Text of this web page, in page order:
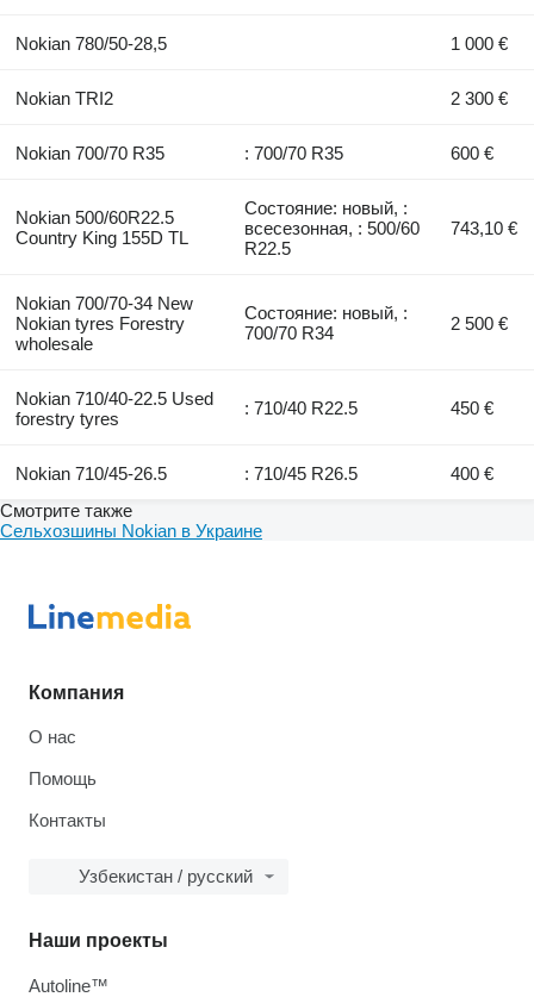
Nokian 780/50-28,5 1 000 €
Nokian TRI2 2 300 €
Nokian 700/70 R35 : 700/70 R35 600 €
Nokian 500/60R22.5
Country King 155D TL
Состояние: новый, :
всесезонная, : 500/60
R22.5
743,10 €
Nokian 700/70-34 New
Nokian tyres Forestry
wholesale
Состояние: новый, :
700/70 R34
2 500 €
Nokian 710/40-22.5 Used
forestry tyres
: 710/40 R22.5 450 €
Nokian 710/45-26.5 : 710/45 R26.5
400 €
Смотрите также
Сельхозшины Nokian в Украине
Компания
О нас
Помощь
Контакты
Узбекистан / русский
Наши проекты
Autoline™